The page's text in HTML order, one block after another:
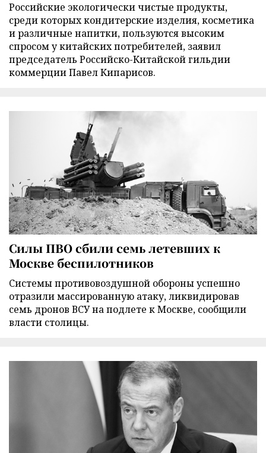
Российские экологически чистые продукты,
среди которых кондитерские изделия, косметика
и различные напитки, пользуются высоким
спросом у китайских потребителей, заявил
председатель Российско-Китайской гильдии
коммерции Павел Кипарисов.
Силы ПВО сбили семь летевших к
Москве беспилотников
Cистемы противовоздушной обороны успешно
отразили массированную атаку, ликвидировав
семь дронов ВСУ на подлете к Москве, сообщили
власти столицы.